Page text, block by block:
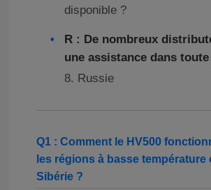
disponible ?
R : De nombreux
une assistance dans
8. Russie
Q1 : Comment le HV500
les régions à basse température
Sibérie ?